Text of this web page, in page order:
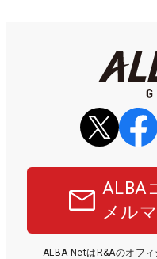
ALBA
メル
ALBA NetはR&Aのオフ